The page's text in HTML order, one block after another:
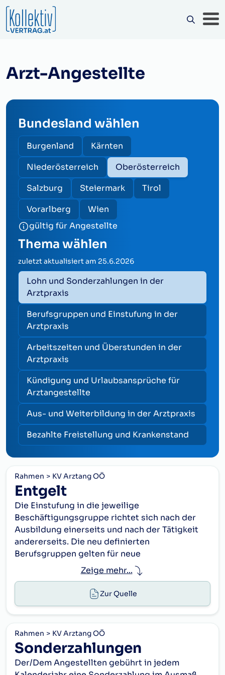
Arzt-Angestellte
Bundesland wählen
Burgenland
Kärnten
Niederösterreich
Oberösterreich
Salzburg
Steiermark
Tirol
Vorarlberg
Wien
gültig für Angestellte
Thema wählen
zuletzt aktualisiert am 25.6.2026
Lohn und Sonderzahlungen in der
Arztpraxis
Berufsgruppen und Einstufung in der
Arztpraxis
Arbeitszeiten und Überstunden in der
Arztpraxis
Kündigung und Urlaubsansprüche für
Arztangestellte
Aus- und Weiterbildung in der Arztpraxis
Bezahlte Freistellung und Krankenstand
Rahmen KV Arztang OÖ
Entgelt
Die Einstufung in die jeweilige
Beschäftigungsgruppe richtet sich nach der
Ausbildung einerseits und nach der Tätigkeit
andererseits. Die neu definierten
Berufsgruppen gelten für neue
Dienstverhältnisse ab 1. 1. 2004, bestehende
Verträge bleiben unverändert.
1.
Gehaltsgruppen:
Lehrlingseinkommen für kaufmännische
Lehrlinge im Sinne des
Lehrjahr
1. 2.
2026
Zeige mehr...
Zur Quelle
Rahmen KV Arztang OÖ
Sonderzahlungen
Der/Dem Angestellten gebührt in jedem